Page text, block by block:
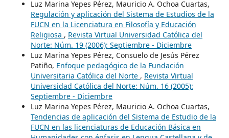
Luz Marina Yepes Pérez, Mauricio A. Ochoa Cuartas,
Regulación y aplicación del Sistema de Estudios de la
FUCN en la Licenciatura en Filosofía y Educación
Religiosa , Revista Virtual Universidad Católica del
Norte: Núm. 19 (2006): Septiembre - Diciembre
Luz Marina Yepes Pérez, Consuelo de Jesús Pérez
Patiño, Enfoque pedagógico de la Fundación
Universitaria Católica del Norte , Revista Virtual
Universidad Católica del Norte: Núm. 16 (2005):
Septiembre - Diciembre
Luz Marina Yepes Pérez, Mauricio A. Ochoa Cuartas,
Tendencias de aplicación del Sistema de Estudio de la
FUCN en las licenciaturas de Educación Básica en